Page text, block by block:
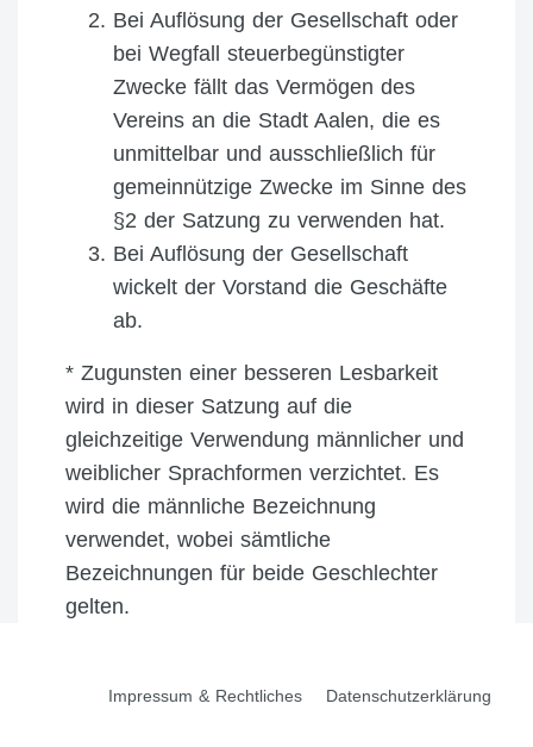
Bei Auflösung der Gesellschaft oder
bei Wegfall steuerbegünstigter
Zwecke fällt das Vermögen des
Vereins an die Stadt Aalen, die es
unmittelbar und ausschließlich für
gemeinnützige Zwecke im Sinne des
§2 der Satzung zu verwenden hat.
Bei Auflösung der Gesellschaft
wickelt der Vorstand die Geschäfte
ab.
* Zugunsten einer besseren Lesbarkeit
wird in dieser Satzung auf die
gleichzeitige Verwendung männlicher und
weiblicher Sprachformen verzichtet. Es
wird die männliche Bezeichnung
verwendet, wobei sämtliche
Bezeichnungen für beide Geschlechter
gelten.
Impressum & Rechtliches Datenschutzerklärung